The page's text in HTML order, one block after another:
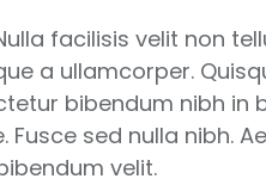
facilisis velit non
a ullamcorper.
bibendum nibh
sed nulla nibh.
velit.